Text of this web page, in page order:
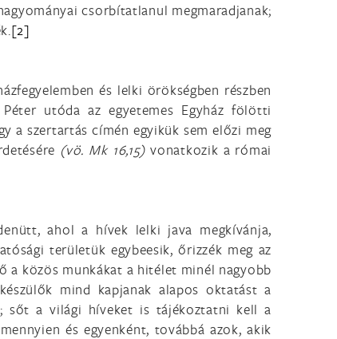
csorbítatlanul megmaradjanak;
[2]
és lelki örökségben részben
utóda az egyetemes Egyház fölötti
a szertartás címén egyikük sem előzi meg
(vö. Mk 16,15) vonatkozik a római
ahol a hívek lelki java megkívánja,
területük egybeesik, őrizzék meg az
a közös munkákat a hitélet minél nagyobb
mind kapjanak alapos oktatást a
sőt a világi híveket is tájékoztatni kell a
és egyenként, továbbá azok, akik